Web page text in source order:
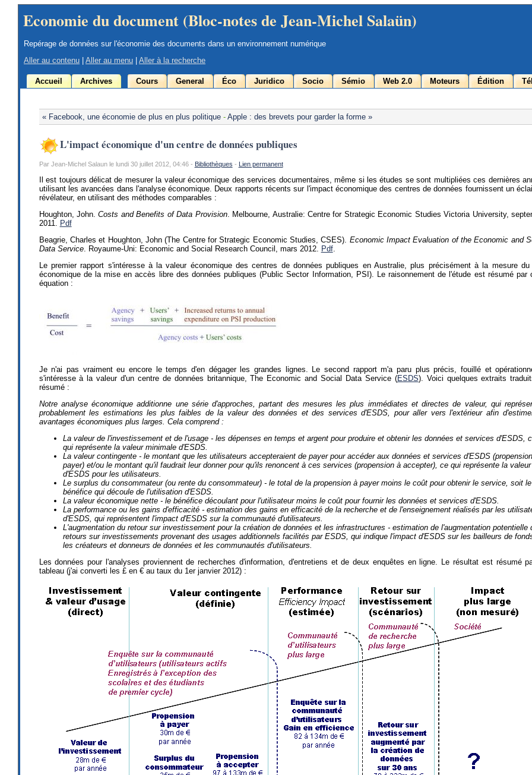
Economie du document (Bloc-notes de Jean-Michel Salaün)
Repérage de données sur l'économie des documents dans un environnement numérique
Aller au contenu |Aller au menu |Aller à la recherche
Accueil Archives Cours General Éco Juridico Socio Sémio Web 2.0 Moteurs Édition
« Facebook, une économie de plus en plus politique - Apple : des brevets pour garder la forme »
L'impact économique d'un centre de données publiques
Par Jean-Michel Salaun le lundi 30 juillet 2012, 04:46 - Bibliothèques - Lien permanent
Il est toujours délicat de mesurer la valeur économique des services documentaires, même si les études se sont multipliées ces dernières
utilisant les avancées dans l'analyse économique. Deux rapports récents sur l'impact économique des centres de données fournissent un
révélateur, en utilisant des méthodes comparables :
Houghton, John.Costs and Benefits of Data Provision. Melbourne, Australie: Centre for Strategic Economic Studies Victoria University,
2011. Pdf
Beagrie, Charles et Houghton, John (The Centre for Strategic Economic Studies, CSES). Economic Impact Evaluation of the Economic and
Data Service. Royaume-Uni: Economic and Social Research Council, mars 2012. Pdf.
Le premier rapport s'intéresse à la valeur économique des centres de données publiques en Australie, plus précisément à la mesure du
économique de la mise en accès libre des données publiques (Public Sector Information, PSI). Le raisonnement de l'étude est résumé par
équation :
Je n'ai pas vraiment eu encore le temps d'en dégager les grandes lignes. Le second rapport m'a paru plus précis, fouillé et
s'intéresse à la valeur d'un centre de données britannique, The Economic and Social Data Service (ESDS). Voici quelques extraits
résumé :
Notre analyse économique additionne une série d'approches, partant des mesures les plus immédiates et directes de valeur, qui
probablement les estimations les plus faibles de la valeur des données et des services d'ESDS, pour aller vers l'extérieur afin
avantages économiques plus larges. Cela comprend :
La valeur de l'investissement et de l'usage - les dépenses en temps et argent pour produire et obtenir les données et services d'ESDS,
qui représente la valeur minimale d'ESDS.
La valeur contingente - le montant que les utilisateurs accepteraient de payer pour accéder aux données et services d'ESDS
payer) et/ou le montant qu'il faudrait leur donner pour qu'ils renoncent à ces services (propension à accepter), ce qui représente la valeur
d'ESDS pour les utilisateurs.
Le surplus du consommateur (ou rente du consommateur) - le total de la propension à payer moins le coût pour obtenir le service, soit le
bénéfice qui découle de l'utilisation d'ESDS.
La valeur économique nette - le bénéfice découlant pour l'utilisateur moins le coût pour fournir les données et services d'ESDS.
La performance ou les gains d'efficacité - estimation des gains en efficacité de la recherche et de l'enseignement réalisés par les
d'ESDS, qui représentent l'impact d'ESDS sur la communauté d'utilisateurs.
L'augmentation du retour sur investissement pour la création de données et les infrastructures - estimation de l'augmentation potentielle
retours sur investissements provenant des usages additionnels facilités par ESDS, qui indique l'impact d'ESDS sur les bailleurs de
les créateurs et donneurs de données et les communautés d'utilisateurs.
Les données pour l'analyses proviennent de recherches d'information, d'entretiens et de deux enquêtes en ligne. Le résultat est résumé
tableau (j'ai converti les £ en € au taux du 1er janvier 2012) :